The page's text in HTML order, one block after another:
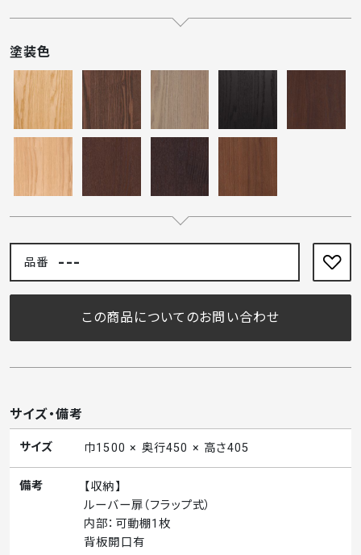
塗装色
品番 ---
この商品についてのお問い合わせ
サイズ・備考
サイズ 巾1500 × 奥行450 × 高さ405
備考
【収納】
ルーバー扉（フラップ式）
内部：可動棚1枚
背板開口有